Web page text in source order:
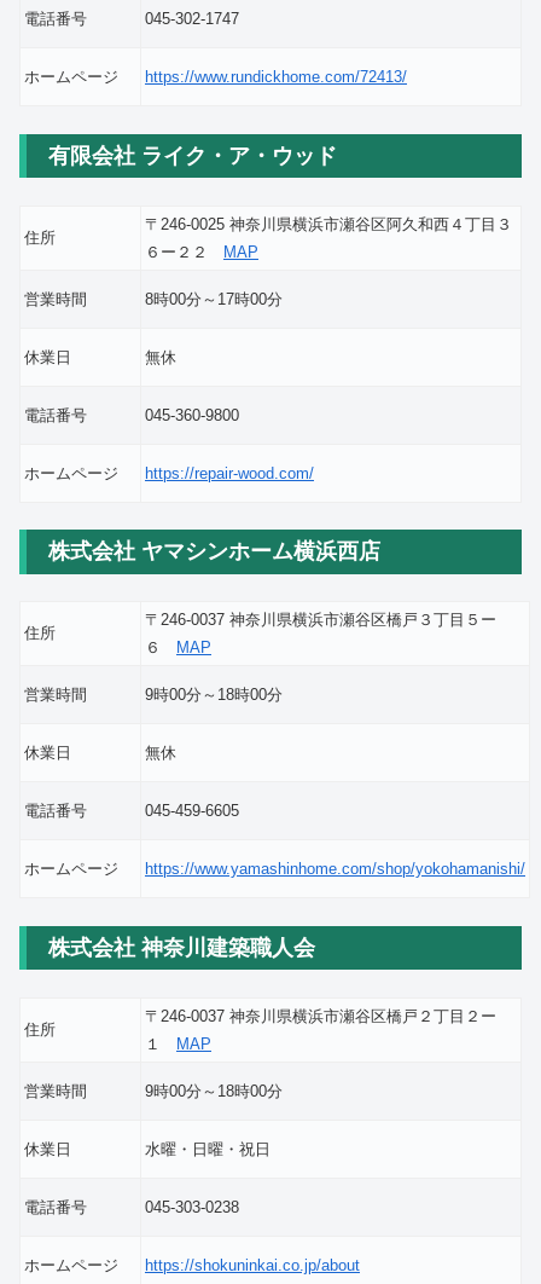
電話番号 045-302-1747
ホームページ https://www.rundickhome.com/72413/
有限会社 ライク・ア・ウッド
住所
〒246-0025 神奈川県横浜市瀬谷区阿久和西４丁目３
６ー２２
MAP
営業時間 8時00分～17時00分
休業日 無休
電話番号 045-360-9800
ホームページ https://repair-wood.com/
株式会社 ヤマシンホーム横浜西店
住所
〒246-0037 神奈川県横浜市瀬谷区橋戸３丁目５ー
６
MAP
営業時間 9時00分～18時00分
休業日 無休
電話番号 045-459-6605
ホームページ https://www.yamashinhome.com/shop/yokohamanishi/
株式会社 神奈川建築職人会
住所
〒246-0037 神奈川県横浜市瀬谷区橋戸２丁目２ー
１
MAP
営業時間 9時00分～18時00分
休業日 水曜・日曜・祝日
電話番号 045-303-0238
ホームページ https://shokuninkai.co.jp/about